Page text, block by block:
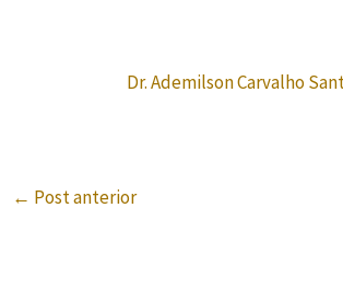
Dr. Ademilson Carvalho
← Post anterior